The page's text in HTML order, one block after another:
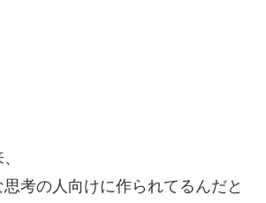
考の人向けに作られてるんだと